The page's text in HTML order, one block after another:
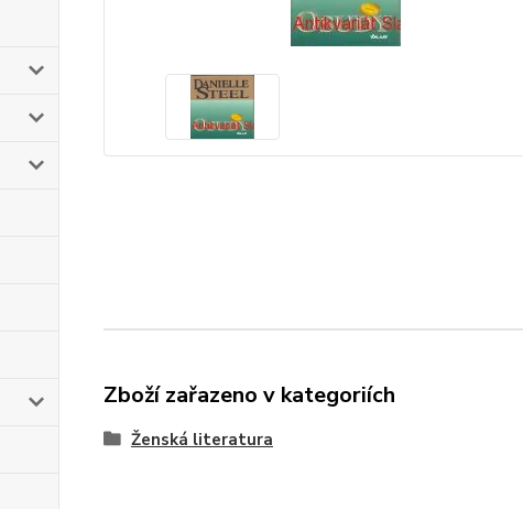
Zboží zařazeno v kategoriích
Ženská literatura